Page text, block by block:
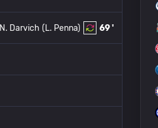
69 '
(L. Penna)
N. Darvich